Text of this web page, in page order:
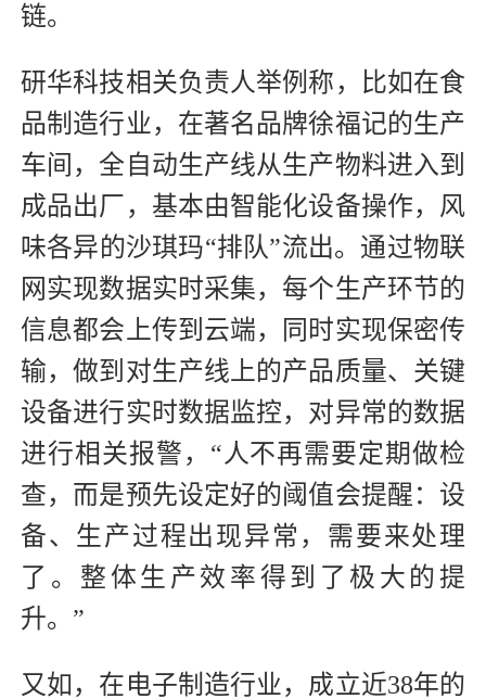
链。
研华科技相关负责人举例称，比如在食
品制造行业，在著名品牌徐福记的生产
车间，全自动生产线从生产物料进入到
成品出厂，基本由智能化设备操作，风
味各异的沙琪玛“排队”流出。通过物联
网实现数据实时采集，每个生产环节的
信息都会上传到云端，同时实现保密传
输，做到对生产线上的产品质量、关键
设备进行实时数据监控，对异常的数据
进行相关报警，“人不再需要定期做检
查，而是预先设定好的阈值会提醒：设
备、生产过程出现异常，需要来处理
了。整体生产效率得到了极大的提
升。”
又如，在电子制造行业，成立近38年的